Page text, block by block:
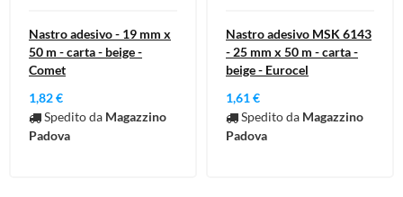
Nastro adesivo - 19 mm x
50 m - carta - beige -
Comet
1,82 €
Spedito da Magazzino
Padova
Nastro adesivo MSK 6143
- 25 mm x 50 m - carta -
beige - Eurocel
1,61 €
Spedito da Magazzino
Padova